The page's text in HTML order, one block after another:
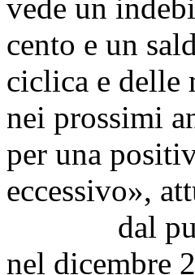
vede un
cento e un
ciclica e delle
nei prossimi
per una
eccessivo»,
dal punto
nel dicembre